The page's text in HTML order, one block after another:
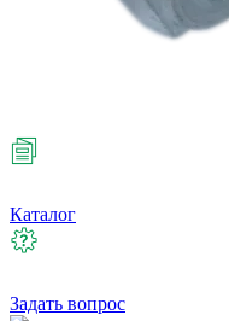
Каталог
Задать вопрос